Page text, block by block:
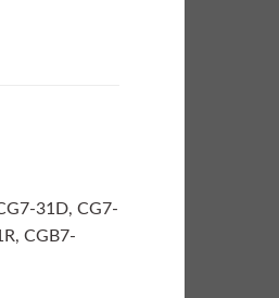
31D, CG7-
CGB7-